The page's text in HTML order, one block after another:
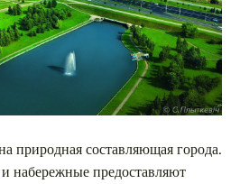
природная составляющая города.
набережные предоставляют